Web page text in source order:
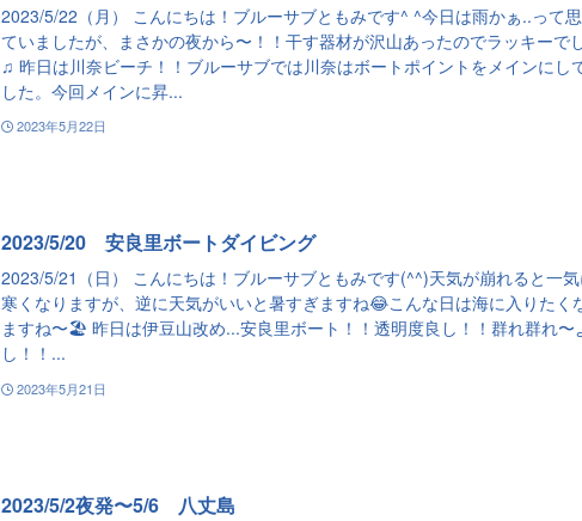
2023/5/22（月） こんにちは！ブルーサブともみです^ ^今日は雨かぁ..って
ていましたが、まさかの夜から〜！！干す器材が沢山あったのでラッキーで
♫ 昨日は川奈ビーチ！！ブルーサブでは川奈はボートポイントをメインにし
した。今回メインに昇...
2023年5月22日
2023/5/20 安良里ボートダイビング
2023/5/21（日） こんにちは！ブルーサブともみです(^^)天気が崩れると一
寒くなりますが、逆に天気がいいと暑すぎますね😂こんな日は海に入りたく
ますね〜🏖 昨日は伊豆山改め...安良里ボート！！透明度良し！！群れ群れ〜
し！！...
2023年5月21日
2023/5/2夜発〜5/6 八丈島